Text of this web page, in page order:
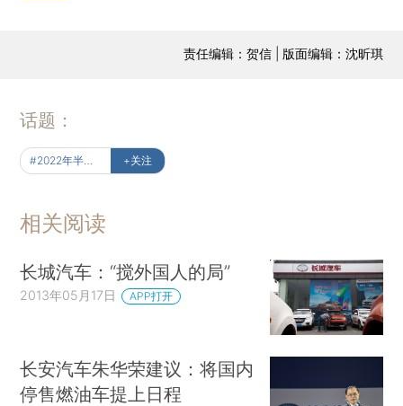
责任编辑：贺信 | 版面编辑：沈昕琪
话题：
+关注
相关阅读
长城汽车：“搅外国人的局”
2013年05月17日 APP打开
长安汽车朱华荣建议：将国内
停售燃油车提上日程